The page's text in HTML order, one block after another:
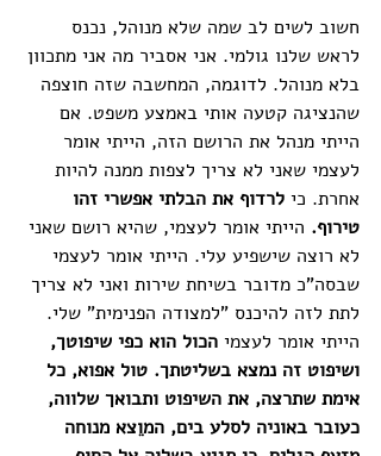
חשוב לשים לב שמה שלא מנוהל, נכנס
לראש שלנו גולמי. אני אסביר מה אני מתכוון
בלא מנוהל. לדוגמה, המחשבה שזה חוצפה
שהנציגה קטעה אותי באמצע משפט. אם
הייתי מנהל את הרושם הזה, הייתי אומר
לעצמי שאני לא צריך לצפות ממנה להיות
אחרת. כי לרדוף את הבלתי אפשרי זהו
טירוף. הייתי אומר לעצמי, שהיא רושם שאני
לא רוצה שישפיע עלי. הייתי אומר לעצמי
שבסה"כ מדובר בשיחת שירות ואני לא צריך
לתת לזה להיכנס "למצודה הפנימית" שלי.
הייתי אומר לעצמי הכול הוא כפי שיפוטך,
ושיפוט זה נמצא בשליטתך. טול אפוא, כל
אימת שתרצה, את השיפוט ותבואך שלווה,
כעובר באוניה לסלע בים, המוֵצא מנוחה